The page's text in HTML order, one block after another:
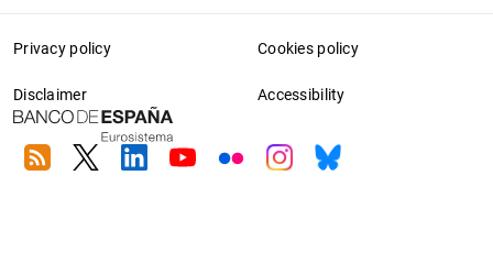
Privacy policy Cookies policy
Disclaimer Accessibility
RSS TwitterLinkedin
YoutubeFlickrInstagram
Bluesky